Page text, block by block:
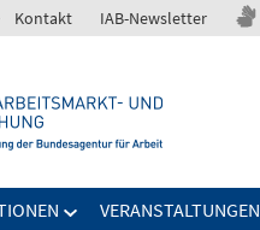
Kontakt IAB-Newsletter
VERANSTALTUNGEN